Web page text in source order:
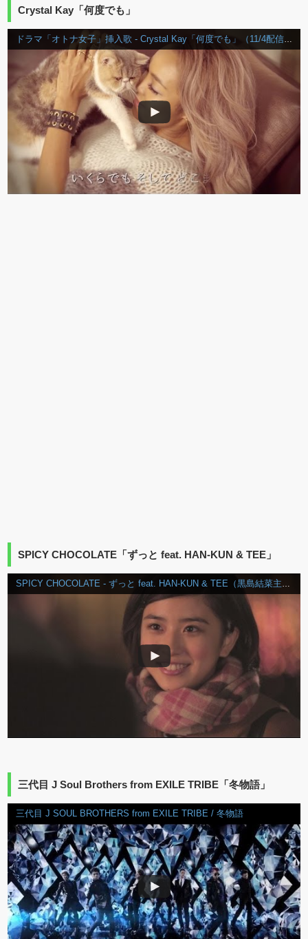
Crystal Kay「何度でも」
ドラマ「オトナ女子」挿入歌 - Crystal Kay「何度でも」（11/4配信スタート） - 【ドラマセットで撮影！話題の猫「ちくわ」も出演！】
SPICY CHOCOLATE「ずっと feat. HAN‐KUN & TEE」
三代目 J Soul Brothers from EXILE TRIBE「冬物語」
三代目 J SOUL BROTHERS from EXILE TRIBE / 冬物語